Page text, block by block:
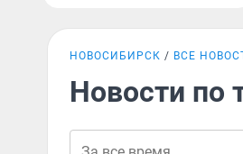
НОВОСИБИРСК ВСЕ
Новости по